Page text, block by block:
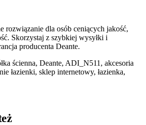
rozwiązanie dla osób ceniących jakość,
Skorzystaj z szybkiej wysyłki i
producenta Deante.
ścienna, Deante, ADI_N511, akcesoria
łazienki, sklep internetowy, łazienka,